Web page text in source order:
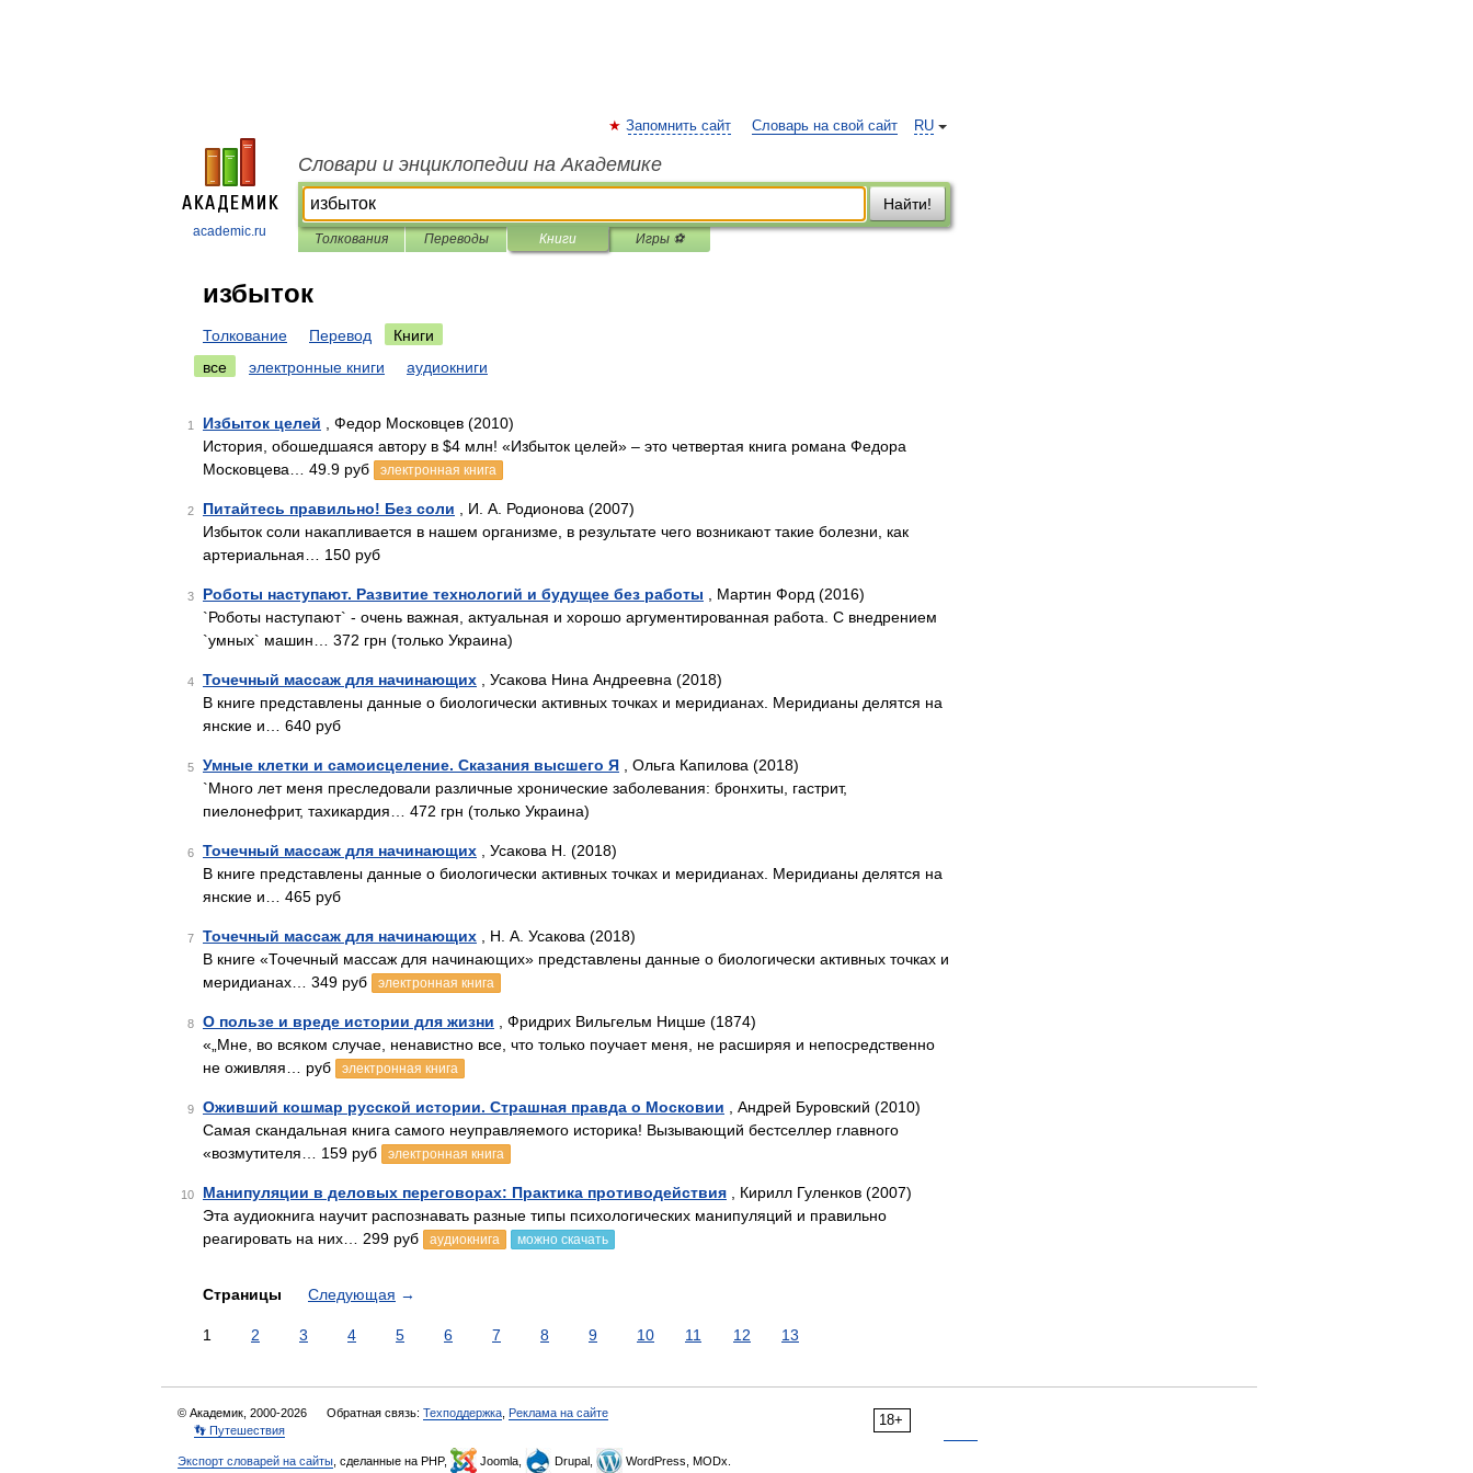
academic.ru
RU
Запомнить сайт Словарь на свой сайт
Словари и энциклопедии на Академике
Найти!
Толкования Переводы Книги Игры ⚽
избыток
Толкование Перевод
Книги
все
электронные книги аудиокниги
1 Избыток целей , Федор Московцев (2010)
История, обошедшаяся автору в $4 млн! «Избыток целей» – это четвертая книга романа Федора
Московцева… 49.9 руб
электронная книга
2 Питайтесь правильно! Без соли , И. А. Родионова (2007)
Избыток соли накапливается в нашем организме, в результате чего возникают такие болезни, как
артериальная… 150 руб
3 Роботы наступают. Развитие технологий и будущее без работы , Мартин Форд (2016)
`Роботы наступают` - очень важная, актуальная и хорошо аргументированная работа. С внедрением
`умных` машин… 372 грн (только Украина)
4 Точечный массаж для начинающих , Усакова Нина Андреевна (2018)
В книге представлены данные о биологически активных точках и меридианах. Меридианы делятся на
янские и… 640 руб
5 Умные клетки и самоисцеление. Сказания высшего Я , Ольга Капилова (2018)
`Много лет меня преследовали различные хронические заболевания: бронхиты, гастрит,
пиелонефрит, тахикардия… 472 грн (только Украина)
6 Точечный массаж для начинающих , Усакова Н. (2018)
В книге представлены данные о биологически активных точках и меридианах. Меридианы делятся на
янские и… 465 руб
7 Точечный массаж для начинающих , Н. А. Усакова (2018)
В книге «Точечный массаж для начинающих» представлены данные о биологически активных точках и
меридианах… 349 руб
электронная книга
8 О пользе и вреде истории для жизни , Фридрих Вильгельм Ницше (1874)
«„Мне, во всяком случае, ненавистно все, что только поучает меня, не расширяя и непосредственно
не оживляя… руб
электронная книга
9 Оживший кошмар русской истории. Страшная правда о Московии , Андрей Буровский (2010)
Самая скандальная книга самого неуправляемого историка! Вызывающий бестселлер главного
«возмутителя… 159 руб
электронная книга
10 Манипуляции в деловых переговорах: Практика противодействия , Кирилл Гуленков (2007)
Эта аудиокнига научит распознавать разные типы психологических манипуляций и правильно
реагировать на них… 299 руб
аудиокнига можно скачать
Страницы Следующая →
1 2 3 4 5 6 7 8 9 10 11 12 13
18+
© Академик, 2000-2026 Обратная связь: Техподдержка Реклама на сайте
👣 Путешествия
Экспорт словарей на сайты , сделанные на PHP, Joomla, Drupal, WordPress, MODx.